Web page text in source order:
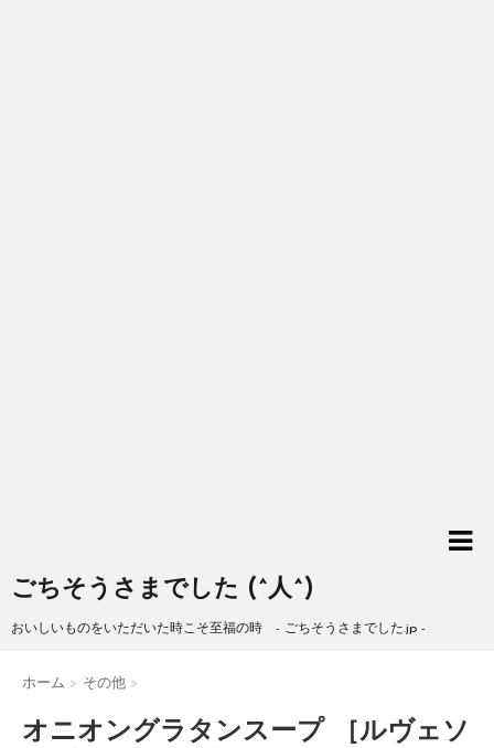
ごちそうさまでした (^人^)
おいしいものをいただいた時こそ至福の時 - ごちそうさまでした.jp -
ホーム > その他 >
オニオングラタンスープ ［ルヴェソ